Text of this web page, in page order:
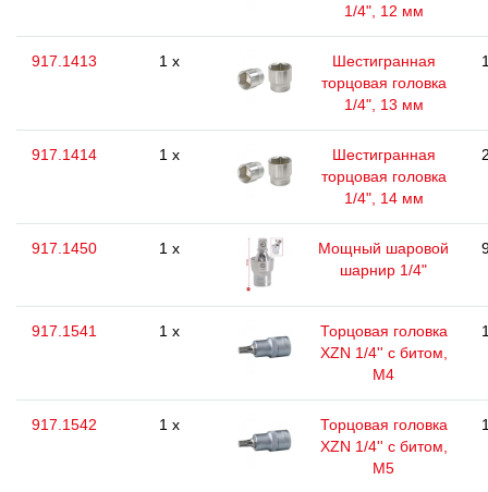
1/4", 12 мм
917.1413 1 x
Шестигранная
торцовая головка
1/4", 13 мм
917.1414 1 x
Шестигранная
торцовая головка
1/4", 14 мм
917.1450 1 x
Мощный шаровой
шарнир 1/4"
917.1541 1 x
Торцовая головка
XZN 1/4'' с битом,
M4
917.1542 1 x
Торцовая головка
XZN 1/4'' с битом,
M5